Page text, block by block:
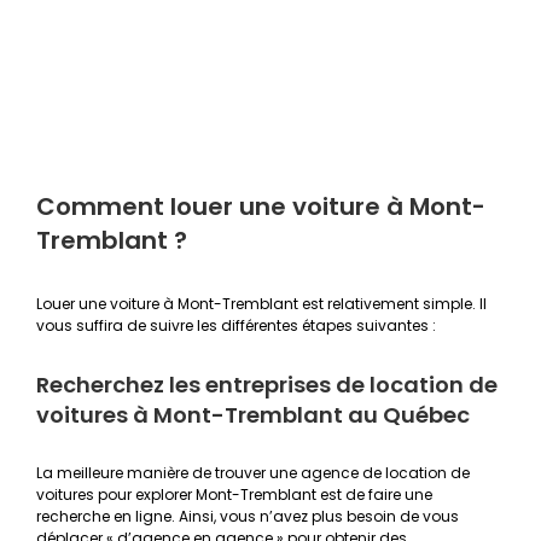
Comment louer une voiture à Mont-
Tremblant ?
Louer une voiture à Mont-Tremblant est relativement simple. Il
vous suffira de suivre les différentes étapes suivantes :
Recherchez les entreprises de location de
voitures à Mont-Tremblant au Québec
La meilleure manière de trouver une agence de location de
voitures pour explorer Mont-Tremblant est de faire une
recherche en ligne. Ainsi, vous n’avez plus besoin de vous